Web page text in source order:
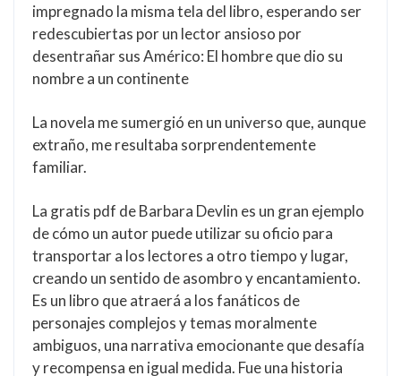
impregnado la misma tela del libro, esperando ser
redescubiertas por un lector ansioso por
desentrañar sus Américo: El hombre que dio su
nombre a un continente
La novela me sumergió en un universo que, aunque
extraño, me resultaba sorprendentemente
familiar.
La gratis pdf de Barbara Devlin es un gran ejemplo
de cómo un autor puede utilizar su oficio para
transportar a los lectores a otro tiempo y lugar,
creando un sentido de asombro y encantamiento.
Es un libro que atraerá a los fanáticos de
personajes complejos y temas moralmente
ambiguos, una narrativa emocionante que desafía
y recompensa en igual medida. Fue una historia